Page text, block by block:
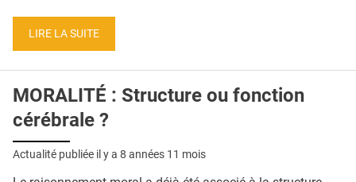
CONDITIONS GÉNÉRALES
CRÉDITS
LIRE LA SUITE
MORALITÉ : Structure ou fonction
cérébrale ?
Actualité publiée il y a 8 années 11 mois